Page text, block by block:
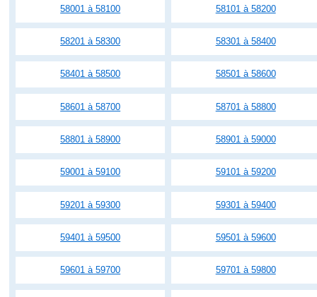
58001 à 58100 58101 à 58200
58201 à 58300 58301 à 58400
58401 à 58500 58501 à 58600
58601 à 58700 58701 à 58800
58801 à 58900 58901 à 59000
59001 à 59100 59101 à 59200
59201 à 59300 59301 à 59400
59401 à 59500 59501 à 59600
59601 à 59700 59701 à 59800